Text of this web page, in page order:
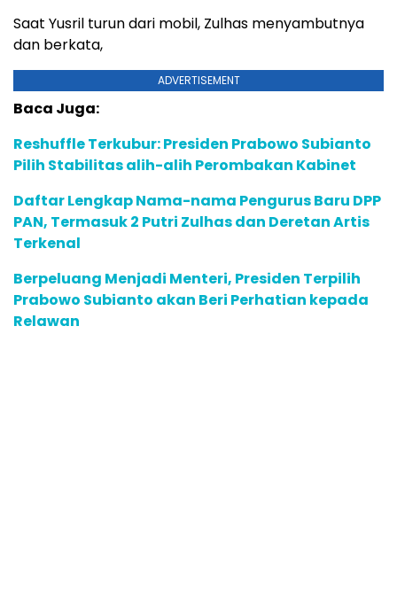
Saat Yusril turun dari mobil, Zulhas menyambutnya
dan berkata,
ADVERTISEMENT
Baca Juga:
Reshuffle Terkubur: Presiden Prabowo Subianto
Pilih Stabilitas alih-alih Perombakan Kabinet
Daftar Lengkap Nama-nama Pengurus Baru DPP
PAN, Termasuk 2 Putri Zulhas dan Deretan Artis
Terkenal
Berpeluang Menjadi Menteri, Presiden Terpilih
Prabowo Subianto akan Beri Perhatian kepada
Relawan